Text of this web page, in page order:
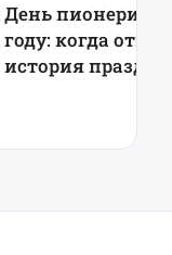
День пионерии в
году: когда
история